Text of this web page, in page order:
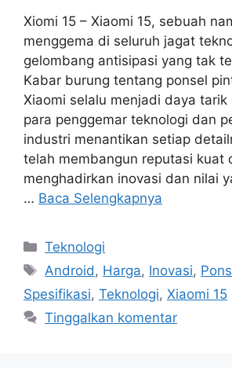
Xiomi 15 – Xiaomi 15, sebuah
menggema di seluruh jagat
gelombang antisipasi yang tak
Kabar burung tentang ponsel
Xiaomi selalu menjadi daya
para penggemar teknologi dan
industri menantikan setiap
telah membangun reputasi kuat
menghadirkan inovasi dan nilai
… Baca Selengkapnya
Kategori
Teknologi
Tag
Android , Harga, Inovasi,
Spesifikasi, Teknologi, Xiaomi 15
Tinggalkan komentar